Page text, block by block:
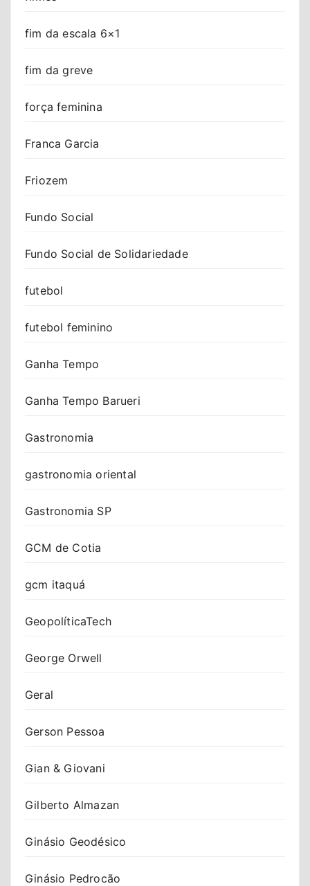
fim da escala 6×1
fim da greve
força feminina
Franca Garcia
Friozem
Fundo Social
Fundo Social de Solidariedade
futebol
futebol feminino
Ganha Tempo
Ganha Tempo Barueri
Gastronomia
gastronomia oriental
Gastronomia SP
GCM de Cotia
gcm itaquá
GeopolíticaTech
George Orwell
Geral
Gerson Pessoa
Gian & Giovani
Gilberto Almazan
Ginásio Geodésico
Ginásio Pedrocão